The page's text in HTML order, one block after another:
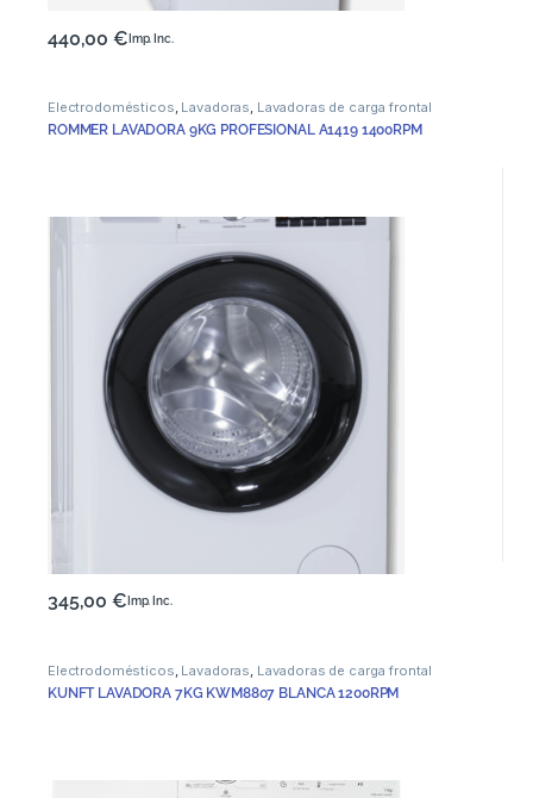
440,00€ Imp. Inc.
Electrodomésticos, Lavadoras, Lavadoras de carga frontal
ROMMER LAVADORA 9KG PROFESIONAL A1419 1400RPM
345,00€ Imp. Inc.
Electrodomésticos, Lavadoras, Lavadoras de carga frontal
KUNFT LAVADORA 7KG KWM8807 BLANCA 1200RPM